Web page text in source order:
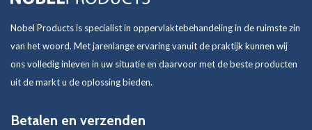
Nobel Products is specialist in oppervlaktebehandeling in de ruimste zin
van het woord. Met jarenlange ervaring vanuit de praktijk kunnen wij
ons volledig inleven in uw situatie en daarvoor met de beste producten
uit de markt u de oplossing bieden.
Betalen en verzenden